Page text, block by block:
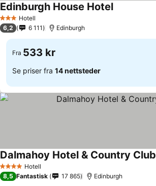
3 StjernerHotell
Edinburgh House Hotel
6,2 6 111 Edinburgh
Fra 533 kr
Se priser fra 14 nettsteder
4 StjernerHotell
Dalmahoy Hotel & Country Club
8,5 Fantastisk 17 865 Edinburgh